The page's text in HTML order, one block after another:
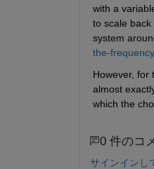
with a
to scale
system
the-
However, for
almost
which the
0 件のコ
サインインし